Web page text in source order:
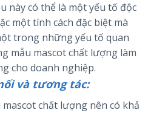
này có thể là một yếu tố độc
một tính cách đặc biệt mà
trong những yếu tố quan
mẫu mascot chất lượng làm
cho doanh nghiệp.
và tương tác:
mascot chất lượng nên có khả